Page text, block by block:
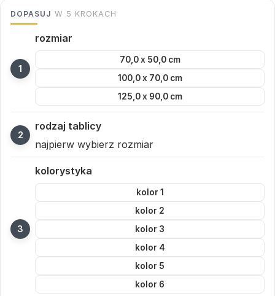
DOPASUJ W 5 KROKACH
rozmiar
70,0 x 50,0 cm
100,0 x 70,0 cm
125,0 x 90,0 cm
rodzaj tablicy
najpierw wybierz rozmiar
kolorystyka
kolor 1
kolor 2
kolor 3
kolor 4
kolor 5
kolor 6